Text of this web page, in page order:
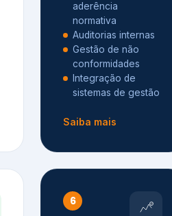
aderência
normativa
Auditorias internas
Gestão de não
conformidades
Integração de
sistemas de gestão
Saiba mais
6